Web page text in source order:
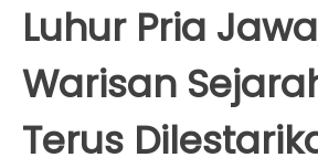
Luhur Pria
Warisan
Terus